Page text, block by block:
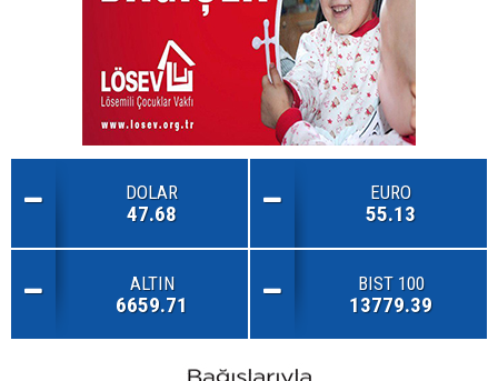
DOLAR
47.68
EURO
55.13
ALTIN
6659.71
BIST 100
13779.39